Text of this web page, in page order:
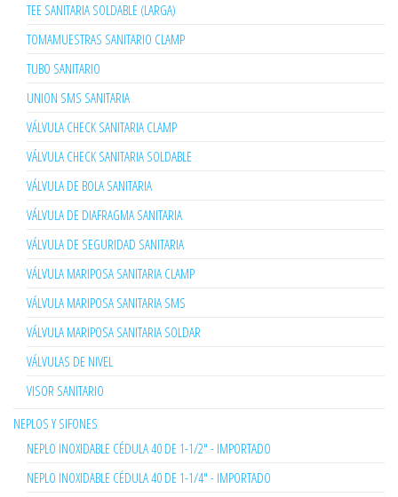
TEE SANITARIA SOLDABLE (LARGA)
TOMAMUESTRAS SANITARIO CLAMP
TUBO SANITARIO
UNION SMS SANITARIA
VÁLVULA CHECK SANITARIA CLAMP
VÁLVULA CHECK SANITARIA SOLDABLE
VÁLVULA DE BOLA SANITARIA
VÁLVULA DE DIAFRAGMA SANITARIA
VÁLVULA DE SEGURIDAD SANITARIA
VÁLVULA MARIPOSA SANITARIA CLAMP
VÁLVULA MARIPOSA SANITARIA SMS
VÁLVULA MARIPOSA SANITARIA SOLDAR
VÁLVULAS DE NIVEL
VISOR SANITARIO
NEPLOS Y SIFONES
NEPLO INOXIDABLE CÉDULA 40 DE 1-1/2" - IMPORTADO
NEPLO INOXIDABLE CÉDULA 40 DE 1-1/4" - IMPORTADO